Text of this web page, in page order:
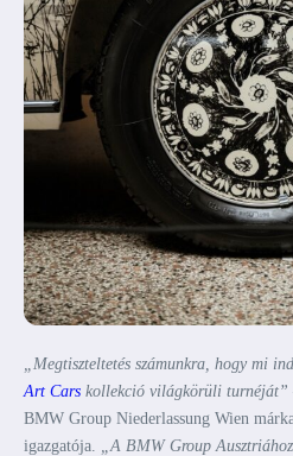
„Megtiszteltetés számunkra, hogy mi
Art Cars kollekció világkörüli turnéját”
BMW Group Niederlassung Wien
igazgatója. „A BMW Group